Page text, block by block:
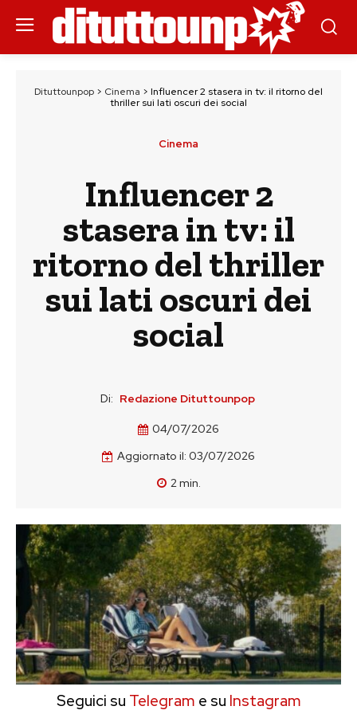
Dituttounpop > Cinema > Influencer 2 stasera in tv: il ritorno del
thriller sui lati oscuri dei social
Cinema
Influencer 2
stasera in tv: il
ritorno del thriller
sui lati oscuri dei
social
Di: Redazione Dituttounpop
04/07/2026
Aggiornato il: 03/07/2026
2min.
Seguici su Telegram e su Instagram